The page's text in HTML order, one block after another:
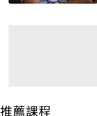
推薦課程